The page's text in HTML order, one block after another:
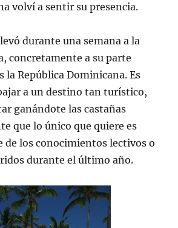
volví a sentir su presencia.
durante una semana a la
concretamente a su parte
la República Dominicana. Es
a un destino tan turístico,
ganándote las castañas
que lo único que quiere es
de los conocimientos lectivos o
durante el último año.